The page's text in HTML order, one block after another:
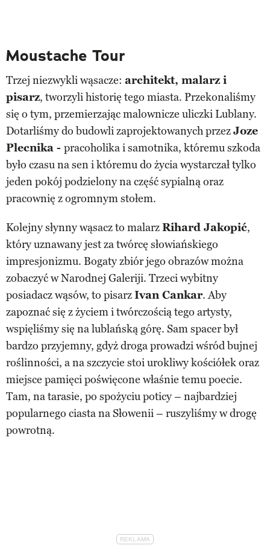
Moustache Tour
Trzej niezwykli wąsacze: architekt, malarz i
pisarz, tworzyli historię tego miasta. Przekonaliśmy
się o tym, przemierzając malownicze uliczki Lublany.
Dotarliśmy do budowli zaprojektowanych przezJoze
Plecnika - pracoholika i samotnika, któremu szkoda
było czasu na sen i któremu do życia wystarczał tylko
jeden pokój podzielony na część sypialną oraz
pracownię z ogromnym stołem.
Kolejny słynny wąsacz to malarzRihard Jakopić,
który uznawany jest za twórcę słowiańskiego
impresjonizmu. Bogaty zbiór jego obrazów można
zobaczyć w Narodnej Galeriji. Trzeci wybitny
posiadacz wąsów, to pisarzIvan Cankar. Aby
zapoznać się z życiem i twórczością tego artysty,
wspięliśmy się na lublańską górę. Sam spacer był
bardzo przyjemny, gdyż droga prowadzi wśród bujnej
roślinności, a na szczycie stoi urokliwy kościółek oraz
miejsce pamięci poświęcone właśnie temu poecie.
Tam, na tarasie, po spożyciu poticy – najbardziej
popularnego ciasta na Słowenii – ruszyliśmy w drogę
powrotną.